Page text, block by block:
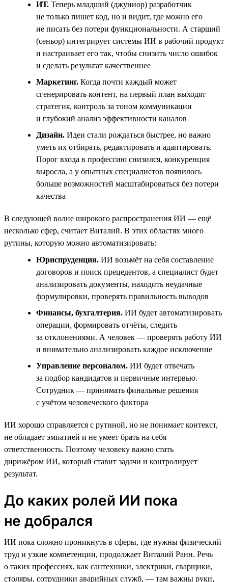
ИТ. Теперь младший (джуниор) разработчик
не только пишет код, но и видит, где можно его
не писать без потери функциональности. А старший
(сеньор) интегрирует системы ИИ в рабочий продукт
и настраивает его так, чтобы снизить число ошибок
и сделать результат качественнее
Маркетинг. Когда почти каждый может
сгенерировать контент, на первый план выходят
стратегия, контроль за тоном коммуникации
и глубокий анализ эффективности каналов
Дизайн. Идеи стали рождаться быстрее, но важно
уметь их отбирать, редактировать и адаптировать.
Порог входа в профессию снизился, конкуренция
выросла, а у опытных специалистов появилось
больше возможностей масштабироваться без потери
качества
В следующей волне широкого распространения ИИ — ещё
несколько сфер, считает Виталий. В этих областях много
рутины, которую можно автоматизировать:
Юриспруденция. ИИ возьмёт на себя составление
договоров и поиск прецедентов, а специалист будет
анализировать документы, находить неудачные
формулировки, проверять правильность выводов
Финансы, бухгалтерия. ИИ будет автоматизировать
операции, формировать отчёты, следить
за отклонениями. А человек — проверять работу ИИ
и внимательно анализировать каждое исключение
Управление персоналом. ИИ будет отвечать
за подбор кандидатов и первичные интервью.
Сотрудник — принимать финальные решения
с учётом человеческого фактора
ИИ хорошо справляется с рутиной, но не понимает контекст,
не обладает эмпатией и не умеет брать на себя
ответственность. Поэтому человеку важно стать
дирижёром ИИ, который ставит задачи и контролирует
результат.
До каких ролей ИИ пока
не добрался
ИИ пока сложно проникнуть в сферы, где нужны физический
труд и узкие компетенции, продолжает Виталий Ранн. Речь
о таких профессиях, как сантехники, электрики, сварщики,
столяры, сотрудники аварийных служб, — там важны руки,